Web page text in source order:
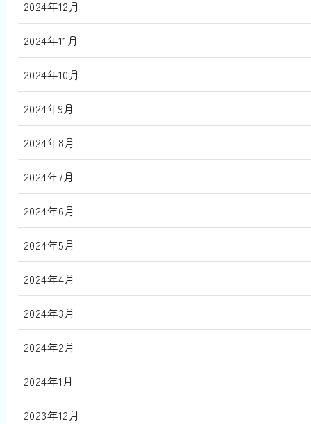
2024年12月
2024年11月
2024年10月
2024年9月
2024年8月
2024年7月
2024年6月
2024年5月
2024年4月
2024年3月
2024年2月
2024年1月
2023年12月